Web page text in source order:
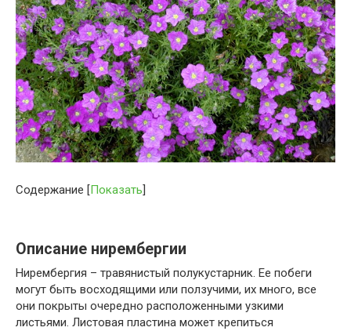
Содержание [Показать]
Описание нирембергии
Нирембергия – травянистый полукустарник. Ее побеги
могут быть восходящими или ползучими, их много, все
они покрыты очередно расположенными узкими
листьями. Листовая пластина может крепиться